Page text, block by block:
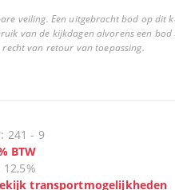
veiling. Een uitgebracht bod op dit
van de kijkdagen alvorens een
recht van retour van toepassing.
: 241 - 9
BTW
12,5%
transportmogelijkheden